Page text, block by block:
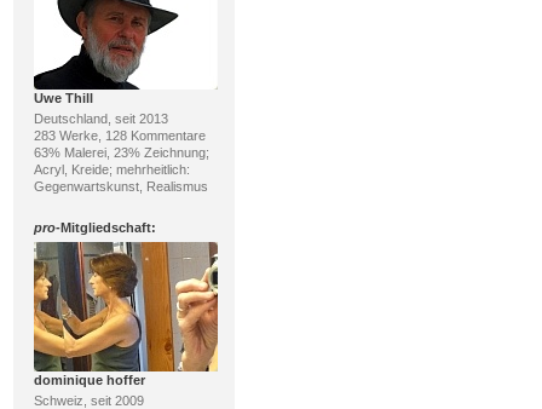
Uwe Thill
Deutschland, seit 2013
283 Werke, 128 Kommentare
63% Malerei, 23% Zeichnung;
Acryl, Kreide; mehrheitlich:
Gegenwartskunst, Realismus
pro-Mitgliedschaft:
dominique hoffer
Schweiz, seit 2009